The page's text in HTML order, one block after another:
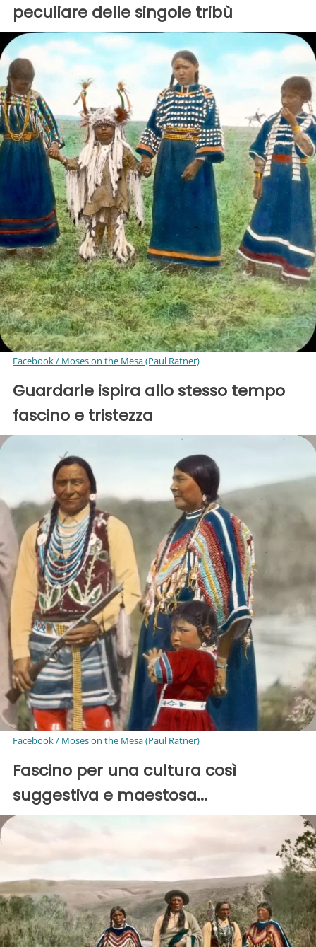
peculiare delle singole tribù
Facebook / Moses on the Mesa (Paul Ratner)
Guardarle ispira allo stesso tempo
fascino e tristezza
Facebook / Moses on the Mesa (Paul Ratner)
Fascino per una cultura così
suggestiva e maestosa...